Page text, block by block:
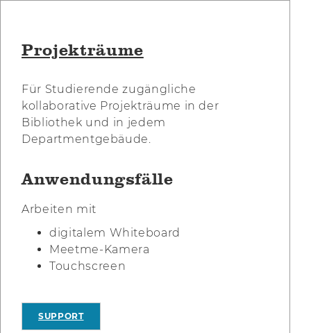
Projekträume
Für Studierende zugängliche
kollaborative Projekträume in der
Bibliothek und in jedem
Departmentgebäude.
Anwendungsfälle
Arbeiten mit
digitalem Whiteboard
Meetme-Kamera
Touchscreen
SUPPORT